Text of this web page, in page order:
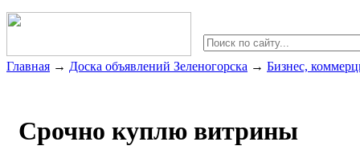
Главная → Доска объявлений Зеленогорска → Бизнес,
Срочно куплю витрины